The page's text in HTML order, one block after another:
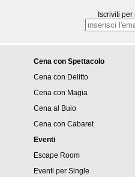
Iscriviti
Cena con Spettacolo
Cena con Delitto
Cena con Magia
Cena al Buio
Cena con Cabaret
Eventi
Escape Room
Eventi per Single